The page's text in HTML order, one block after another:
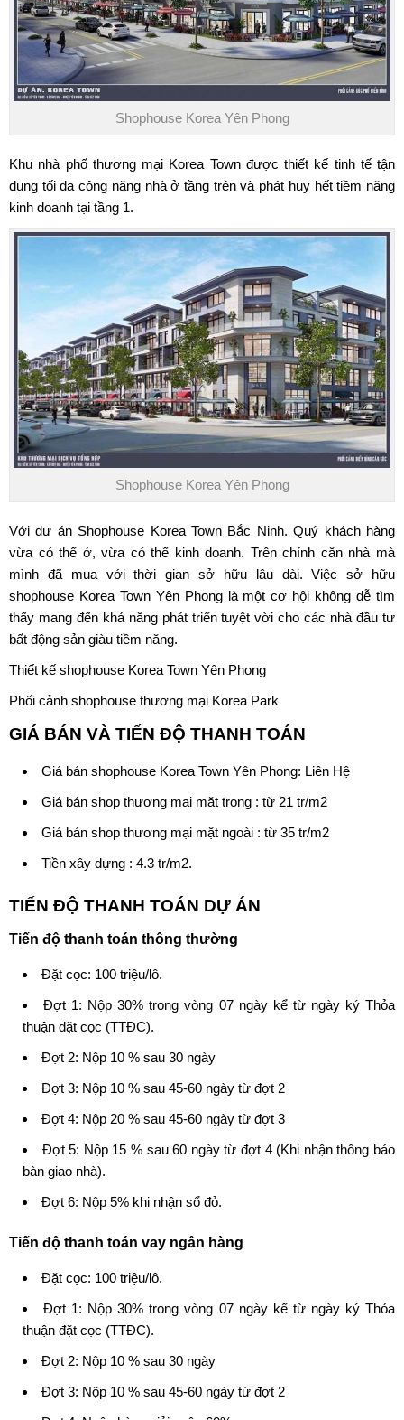
Shophouse Korea Yên Phong
Khu nhà phố thương mại Korea Town được thiết kế tinh tế tận
dụng tối đa công năng nhà ở tầng trên và phát huy hết tiềm năng
kinh doanh tại tầng 1.
Shophouse Korea Yên Phong
Với dự án Shophouse Korea Town Bắc Ninh. Quý khách hàng
vừa có thể ở, vừa có thể kinh doanh. Trên chính căn nhà mà
mình đã mua với thời gian sở hữu lâu dài. Việc sở hữu
shophouse Korea Town Yên Phong là một cơ hội không dễ tìm
thấy mang đến khả năng phát triển tuyệt vời cho các nhà đầu tư
bất động sản giàu tiềm năng.
Thiết kế shophouse Korea Town Yên Phong
Phối cảnh shophouse thương mại Korea Park
GIÁ BÁN VÀ TIẾN ĐỘ THANH TOÁN
Giá bán shophouse Korea Town Yên Phong: Liên Hệ
Giá bán shop thương mại mặt trong : từ 21 tr/m2
Giá bán shop thương mại mặt ngoài : từ 35 tr/m2
Tiền xây dựng : 4.3 tr/m2.
TIẾN ĐỘ THANH TOÁN DỰ ÁN
Tiến độ thanh toán thông thường
Đặt cọc: 100 triệu/lô.
Đợt 1: Nộp 30% trong vòng 07 ngày kể từ ngày ký Thỏa
thuận đặt cọc (TTĐC).
Đợt 2: Nộp 10 % sau 30 ngày
Đợt 3: Nộp 10 % sau 45-60 ngày từ đợt 2
Đợt 4: Nộp 20 % sau 45-60 ngày từ đợt 3
Đợt 5: Nộp 15 % sau 60 ngày từ đợt 4 (Khi nhận thông báo
bàn giao nhà).
Đợt 6: Nộp 5% khi nhận sổ đỏ.
Tiến độ thanh toán vay ngân hàng
Đặt cọc: 100 triệu/lô.
Đợt 1: Nộp 30% trong vòng 07 ngày kể từ ngày ký Thỏa
thuận đặt cọc (TTĐC).
Đợt 2: Nộp 10 % sau 30 ngày
Đợt 3: Nộp 10 % sau 45-60 ngày từ đợt 2